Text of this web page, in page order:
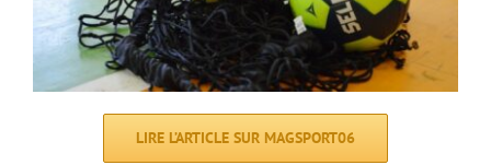
LIRE L’ARTICLE SUR MAGSPORT06